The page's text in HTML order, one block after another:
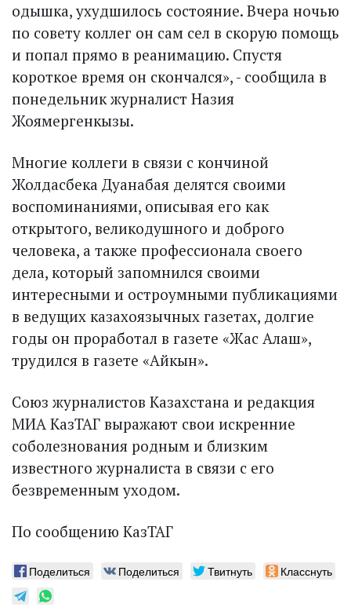
одышка, ухудшилось состояние. Вчера ночью
по совету коллег он сам сел в скорую помощь
и попал прямо в реанимацию. Спустя
короткое время он скончался», - сообщила в
понедельник журналист Назия
Жоямергенкызы.
Многие коллеги в связи с кончиной
Жолдасбека Дуанабая делятся своими
воспоминаниями, описывая его как
открытого, великодушного и доброго
человека, а также профессионала своего
дела, который запомнился своими
интересными и остроумными публикациями
в ведущих казахоязычных газетах, долгие
годы он проработал в газете «Жас Алаш»,
трудился в газете «Айкын».
Союз журналистов Казахстана и редакция
МИА КазТАГ выражают свои искренние
соболезнования родным и близким
известного журналиста в связи с его
безвременным уходом.
По сообщению КазТАГ
Поделиться Поделиться Твитнуть Класснуть